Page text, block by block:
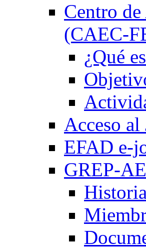
Centro
(CAEC-
¿Qué
Acceso
EFAD e-
GREP-